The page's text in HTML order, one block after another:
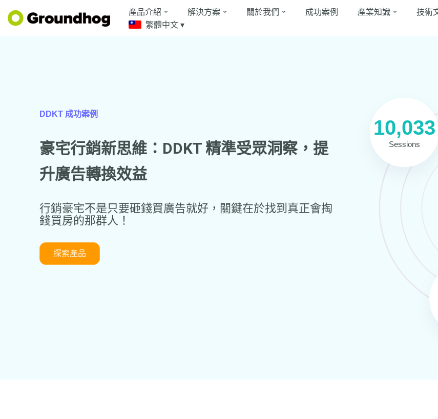
Skip
產品介紹 解決方案 關於我們 成功案例 產業知識 技術
繁體中文 ▾
DDKT 成功案例
豪宅行銷新思維：DDKT 精準受眾洞察，提
升廣告轉換效益
行銷豪宅不是只要砸錢買廣告就好，關鍵在於找到真正會掏
錢買房的那群人！
探索產品
10,047
Sessions